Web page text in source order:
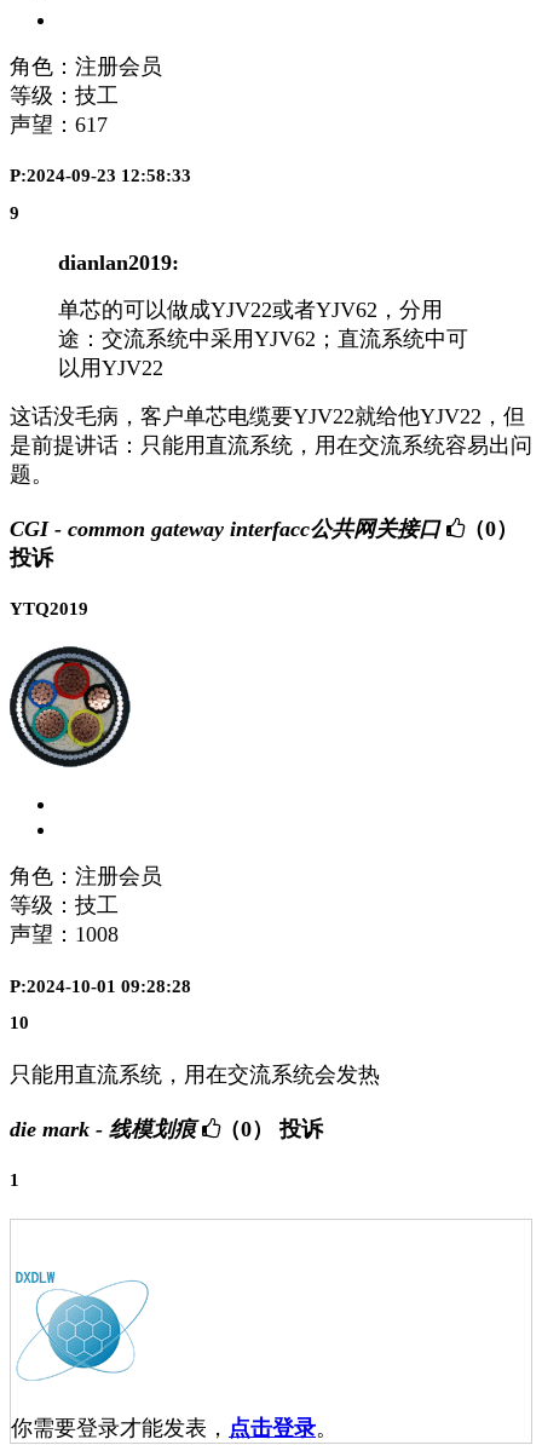
角色：注册会员
等级：技工
声望： 617
P:2024-09-23 12:58:33
9
dianlan2019:
单芯的可以做成YJV22或者YJV62，分用
途：交流系统中采用YJV62；直流系统中可
以用YJV22
这话没毛病，客户单芯电缆要YJV22就给他YJV22，但
是前提讲话：只能用直流系统，用在交流系统容易出问
题。
CGI - common gateway interfacc公共网关接口
（0）
投诉
YTQ2019
角色：注册会员
等级：技工
声望： 1008
P:2024-10-01 09:28:28
10
只能用直流系统，用在交流系统会发热
die mark - 线模划痕 （0） 投诉
1
你需要登录才能发表， 点击登录。